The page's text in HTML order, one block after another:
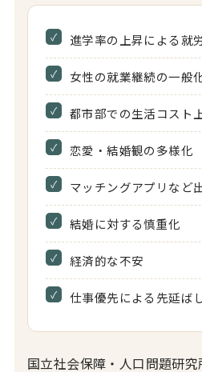
進学率の上昇による就
女性の就業継続の一般
都市部での生活コスト
恋愛・結婚観の多様化
マッチングアプリなど
結婚に対する慎重化
経済的な不安
仕事優先による先延ば
国立社会保障・人口問題研究